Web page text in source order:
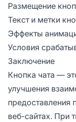
Размещение
Текст и метки
Эффекты
Условия
Заключение
Кнопка чата —
улучшения
предоставления
веб-сайтах. При